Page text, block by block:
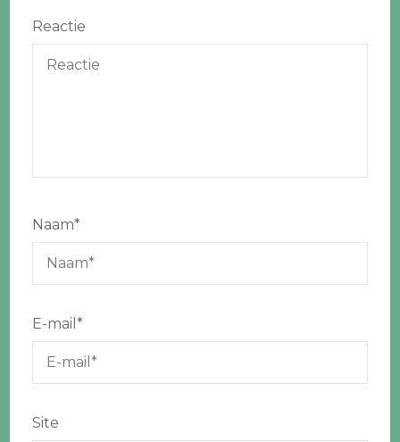
Reactie
Naam*
E-mail*
Site